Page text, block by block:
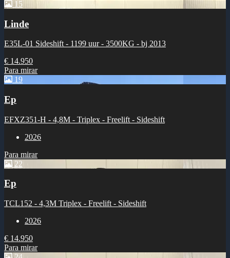
15
Linde
E35L-01 Sideshift - 1199 uur - 3500KG - bj 2013
€ 14.950
Para mirar
19
Ep
EFXZ351-H - 4,8M - Triplex - Freelift - Sideshift
2026
Para mirar
22
Ep
TCL152 - 4,3M Triplex - Freelift - Sideshift
2026
€ 14.950
Para mirar